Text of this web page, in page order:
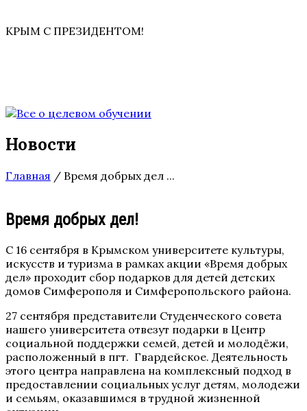
КРЫМ С ПРЕЗИДЕНТОМ!
Новости
Главная / Время добрых дел ...
Время добрых дел!
С 16 сентября в Крымском университете культуры,
искусств и туризма в рамках акции «Время добрых
дел» проходит сбор подарков для детей детских
домов Симферополя и Симферопольского района.
27 сентября представители Студенческого совета
нашего университета отвезут подарки в Центр
социальной поддержки семей, детей и молодёжи,
расположенный в пгт. Гвардейское. Деятельность
этого центра направлена на комплексный подход в
предоставлении социальных услуг детям, молодежи
и семьям, оказавшимся в трудной жизненной